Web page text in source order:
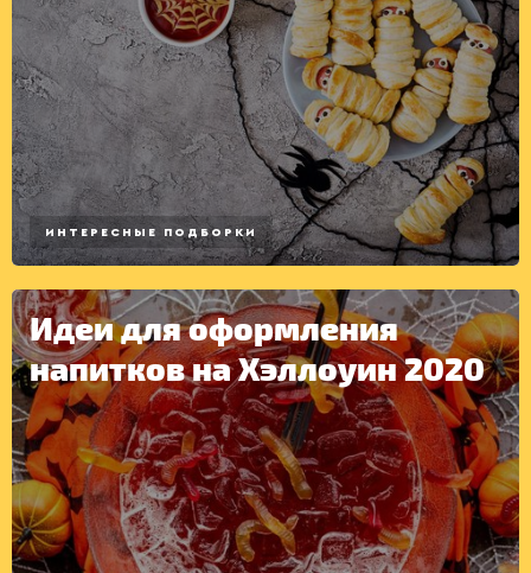
ИНТЕРЕСНЫЕ ПОДБОРКИ
Идеи для оформления
напитков на Хэллоуин 2020